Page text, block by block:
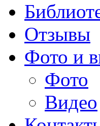
Отзывы
Фото и
Фото
Видео